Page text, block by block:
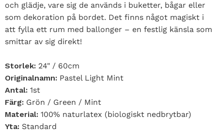
och glädje, vare sig de används i buketter, bågar eller
som dekoration på bordet. Det finns något magiskt i
att fylla ett rum med ballonger – en festlig känsla som
smittar av sig direkt!
Storlek: 24" / 60cm
Originalnamn: Pastel Light Mint
Antal: 1st
Färg: Grön / Green / Mint
Material: 100% naturlatex (biologiskt nedbrytbar)
Yta: Standard